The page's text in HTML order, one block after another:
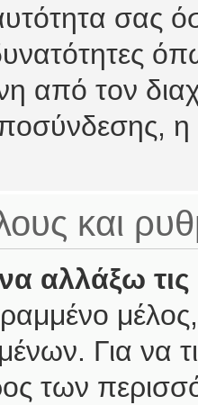
σας
από τον
η
και
αλλάξω τις
Για να
των